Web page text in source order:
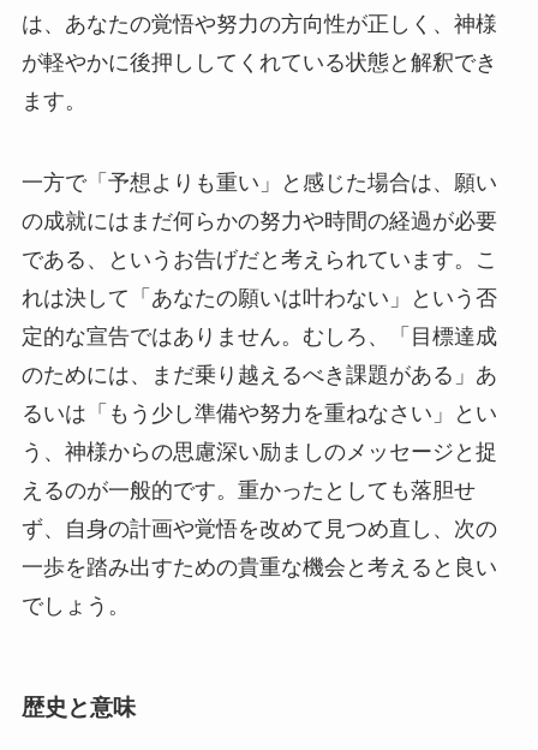
は、あなたの覚悟や努力の方向性が正しく、神様
が軽やかに後押ししてくれている状態と解釈でき
ます。
一方で「予想よりも重い」と感じた場合は、願い
の成就にはまだ何らかの努力や時間の経過が必要
である、というお告げだと考えられています。こ
れは決して「あなたの願いは叶わない」という否
定的な宣告ではありません。むしろ、「目標達成
のためには、まだ乗り越えるべき課題がある」あ
るいは「もう少し準備や努力を重ねなさい」とい
う、神様からの思慮深い励ましのメッセージと捉
えるのが一般的です。重かったとしても落胆せ
ず、自身の計画や覚悟を改めて見つめ直し、次の
一歩を踏み出すための貴重な機会と考えると良い
でしょう。
歴史と意味